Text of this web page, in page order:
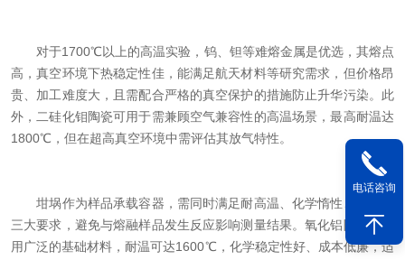
对于1700℃以上的高温实验，钨、钽等难熔金属是优选，其熔点
高，真空环境下热稳定性佳，能满足航天材料等研究需求，但价格昂
贵、加工难度大，且需配合严格的真空保护的措施防止升华污染。此
外，二硅化钼陶瓷可用于需兼顾空气兼容性的高温场景，最高耐温达
1800℃，但在超高真空环境中需评估其放气特性。
坩埚作为样品承载容器，需同时满足耐高温、化学惰性、低污染
三大要求，避免与熔融样品发生反应影响测量结果。氧化铝陶瓷是应
用广泛的基础材料，耐温可达1600℃，化学稳定性好、成本低廉，适
电话咨询